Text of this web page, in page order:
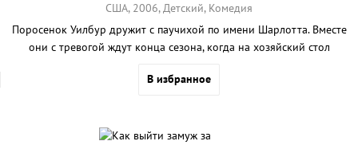
США, 2006, Детский, Комедия
Поросенок Уилбур дружит с паучихой по имени Шарлотта. Вместе
они с тревогой ждут конца сезона, когда на хозяйский стол
В избранное